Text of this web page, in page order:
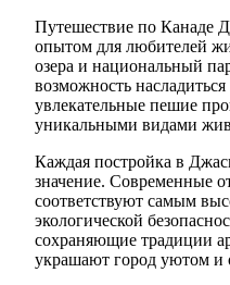
Путешествие по Канаде
опытом для любителей
озера и национальный
возможность
увлекательные пешие
уникальными видами
Каждая постройка в
значение. Современные
соответствуют самым
экологической
сохраняющие традиции
украшают город уютом и